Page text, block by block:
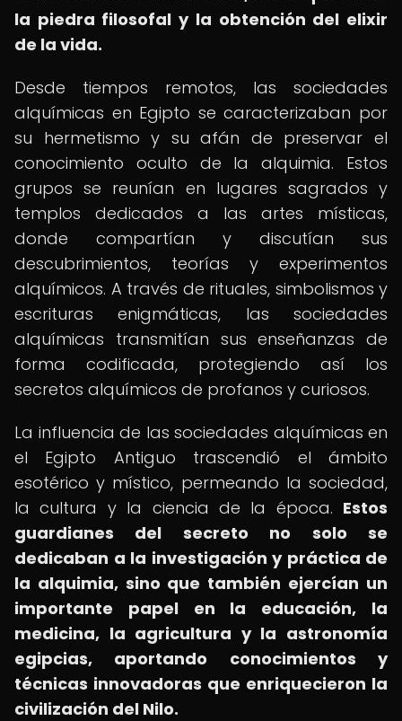
la piedra filosofal y la obtención del elixir
de la vida.
Desde tiempos remotos, las sociedades
alquímicas en Egipto se caracterizaban por
su hermetismo y su afán de preservar el
conocimiento oculto de la alquimia. Estos
grupos se reunían en lugares sagrados y
templos dedicados a las artes místicas,
donde compartían y discutían sus
descubrimientos, teorías y experimentos
alquímicos. A través de rituales, simbolismos y
escrituras enigmáticas, las sociedades
alquímicas transmitían sus enseñanzas de
forma codificada, protegiendo así los
secretos alquímicos de profanos y curiosos.
La influencia de las sociedades alquímicas en
el Egipto Antiguo trascendió el ámbito
esotérico y místico, permeando la sociedad,
la cultura y la ciencia de la época. Estos
guardianes del secreto no solo se
dedicaban a la investigación y práctica de
la alquimia, sino que también ejercían un
importante papel en la educación, la
medicina, la agricultura y la astronomía
egipcias, aportando conocimientos y
técnicas innovadoras que enriquecieron la
civilización del Nilo.